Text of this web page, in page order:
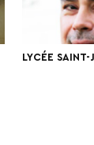
LYCÉE SAINT-